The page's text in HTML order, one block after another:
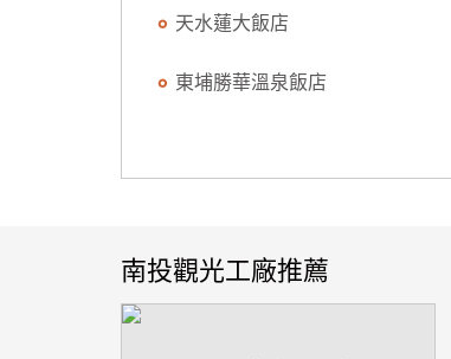
天水蓮大飯店
東埔勝華溫泉飯店
南投觀光工廠推薦